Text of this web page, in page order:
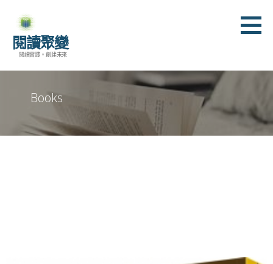
閱讀聚變
閱讀實踐。創建未來
Books